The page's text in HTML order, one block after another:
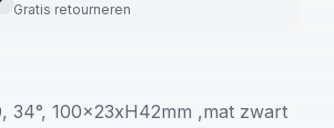
Gratis retourneren
34°, 100x23xH42mm ,mat zwart